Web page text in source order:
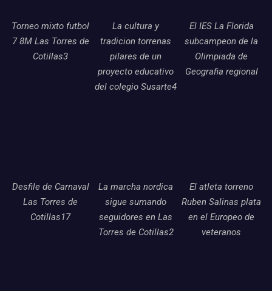
Torneo mixto futbol
7 8M Las Torres de
Cotillas3
La cultura y
tradicion torrenas
pilares de un
proyecto educativo
del colegio Susarte4
El IES La Florida
subcampeon de la
Olimpiada de
Geografia regional
Desfile de Carnaval
Las Torres de
Cotillas17
La marcha nordica
sigue sumando
seguidores en Las
Torres de Cotillas2
El atleta torreno
Ruben Salinas plata
en el Europeo de
veteranos